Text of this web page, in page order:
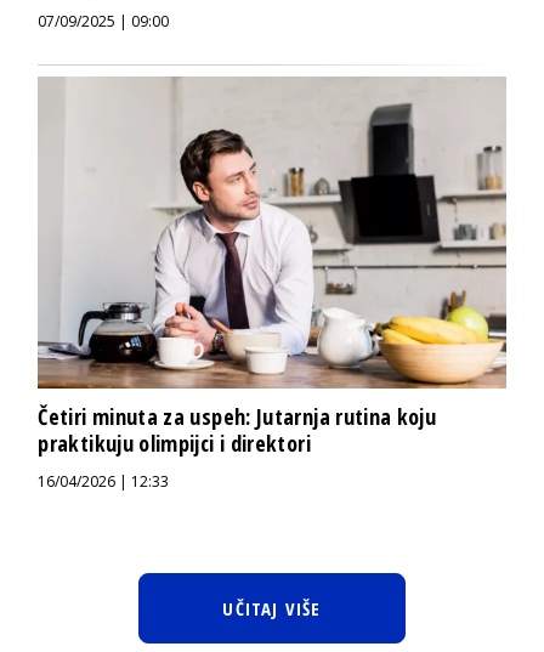
07/09/2025 | 09:00
Četiri minuta za uspeh: Jutarnja rutina koju
praktikuju olimpijci i direktori
16/04/2026 | 12:33
UČITAJ VIŠE